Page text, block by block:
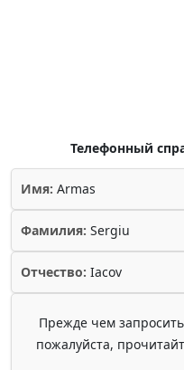
Телефонный
Имя: Armas
Фамилия: Sergiu
Отчество: Iacov
Прежде чем
пожалуйста,